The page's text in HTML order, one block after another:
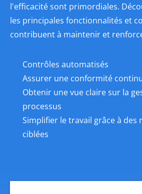
l'efficacité sont primordiales.
les principales fonctionnalités et
contribuent à maintenir et
Contrôles automatisés
Assurer une conformité
Obtenir une vue claire sur la
processus
Simplifier le travail grâce à des
ciblées